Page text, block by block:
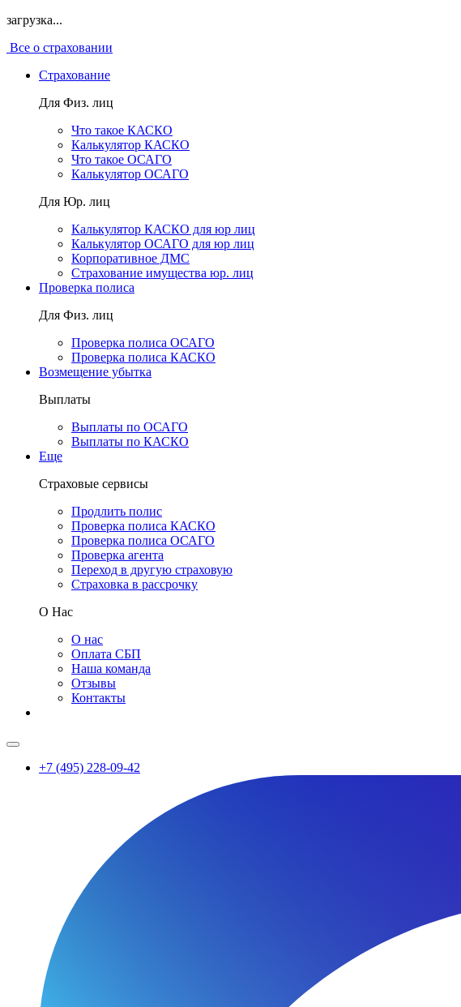
загрузка...
Все о страховании
Страхование
Для Физ. лиц
Что такое КАСКО
Калькулятор КАСКО
Что такое ОСАГО
Калькулятор ОСАГО
Для Юр. лиц
Калькулятор КАСКО для юр лиц
Калькулятор ОСАГО для юр лиц
Корпоративное ДМС
Страхование имущества юр. лиц
Проверка полиса
Для Физ. лиц
Проверка полиса ОСАГО
Проверка полиса КАСКО
Возмещение убытка
Выплаты
Выплаты по ОСАГО
Выплаты по КАСКО
Еще
Страховые сервисы
Продлить полис
Проверка полиса КАСКО
Проверка полиса ОСАГО
Проверка агента
Переход в другую страховую
Страховка в рассрочку
О Нас
О нас
Оплата СБП
Наша команда
Отзывы
Контакты
+7 (495) 228-09-42